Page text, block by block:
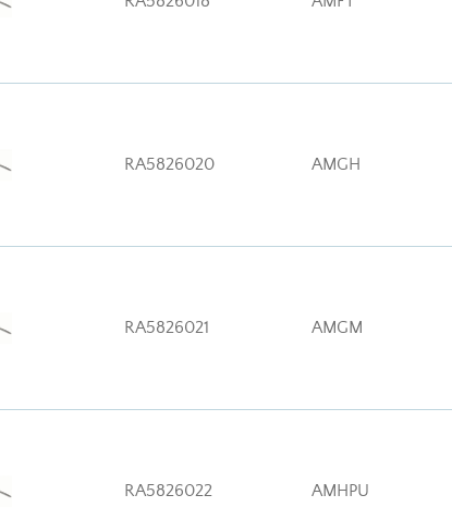
RA5826020 AMGH
RA5826021 AMGM
RA5826022 AMHPU